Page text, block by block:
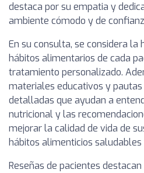
destaca por su empatia y
ambiente cómodo y de
En su consulta, se considera la
hábitos alimentarios de cada
tratamiento personalizado.
materiales educativos y
detalladas que ayudan a
nutricional y las
mejorar la calidad de vida de
hábitos alimenticios
Reseñas de pacientes